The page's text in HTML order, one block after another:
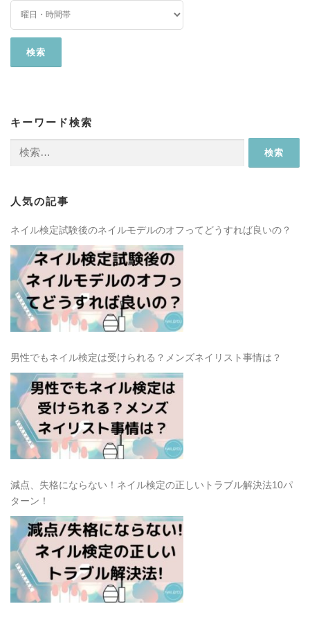
キーワード検索
人気の記事
ネイル検定試験後のネイルモデルのオフってどうすれば良いの？
男性でもネイル検定は受けられる？メンズネイリスト事情は？
減点、失格にならない！ネイル検定の正しいトラブル解決法10パ
ターン！